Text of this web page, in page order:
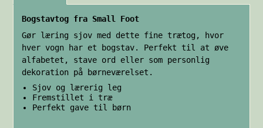
Bogstavtog fra Small Foot
Gør læring sjov med dette fine trætog, hvor
hver vogn har et bogstav. Perfekt til at øve
alfabetet, stave ord eller som personlig
dekoration på børneværelset.
Sjov og lærerig leg
Fremstillet i træ
Perfekt gave til børn